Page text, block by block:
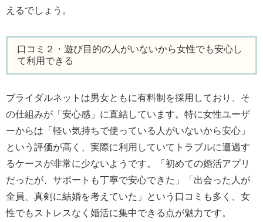
えるでしょう。
口コミ２・遊び目的の人がいないから女性でも安心し
て利用できる
ブライダルネットは男女ともに有料制を採用しており、そ
の仕組みが「安心感」に直結しています。特に女性ユーザ
ーからは「軽い気持ちで使っている人がいないから安心」
という評価が高く、実際に利用していてトラブルに遭遇す
るケースが非常に少ないようです。「初めての婚活アプリ
だったが、サポートも丁寧で安心できた」「出会った人が
全員、真剣に結婚を考えていた」という口コミも多く、女
性でもストレスなく婚活に集中できる点が魅力です。